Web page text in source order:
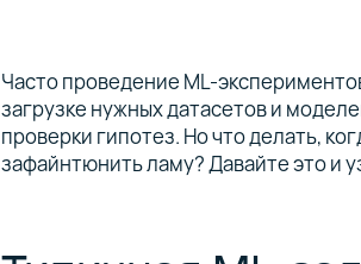
Часто проведение ML-
загрузке нужных датасетов и
проверки гипотез. Но что делать,
зафайнтюнить ламу? Давайте это и